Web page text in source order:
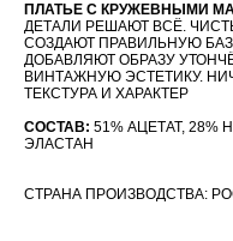
ПЛАТЬЕ С КРУЖЕВНЫМИ
ДЕТАЛИ РЕШАЮТ ВСЁ.
СОЗДАЮТ ПРАВИЛЬНУЮ
ДОБАВЛЯЮТ ОБРАЗУ
ВИНТАЖНУЮ ЭСТЕТИКУ.
ТЕКСТУРА И ХАРАКТЕР
СОСТАВ: 51% АЦЕТАТ, 28%
ЭЛАСТАН
СТРАНА ПРОИЗВОДСТВА: